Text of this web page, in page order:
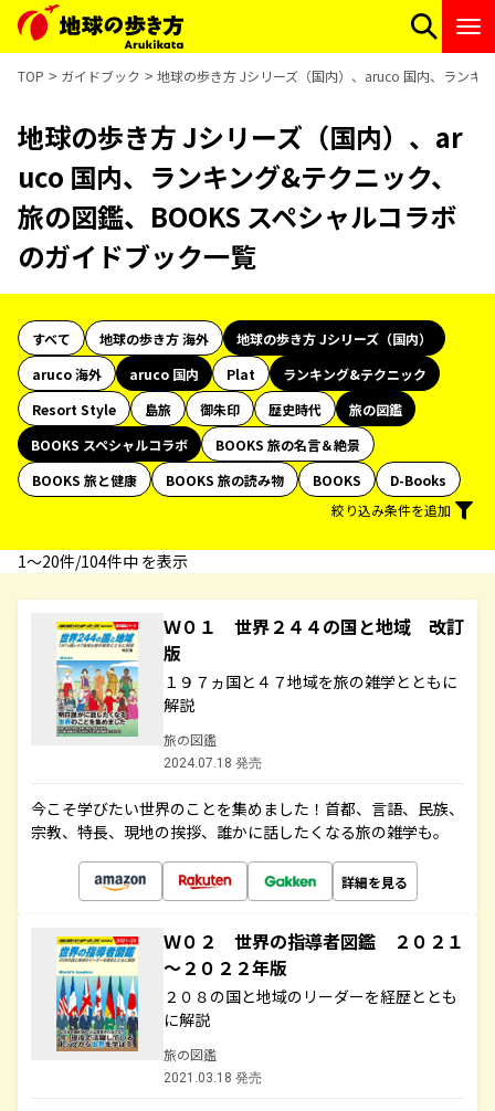
TOP ガイドブック 地球の歩き方 Jシリーズ（国内）、aruco 国内、ランキ
地球の歩き方 Jシリーズ（国内）、ar
uco 国内、ランキング&テクニック、
旅の図鑑、BOOKS スペシャルコラボ
のガイドブック一覧
すべて 地球の歩き方 海外
地球の歩き方 Jシリーズ（国内）
aruco 海外
aruco 国内 Plat
ランキング&テクニック
Resort Style
島旅 御朱印 歴史時代
旅の図鑑
BOOKS スペシャルコラボ
BOOKS 旅の名言＆絶景
BOOKS 旅と健康
BOOKS 旅の読み物 BOOKS
D-Books
絞り込み条件を追加
1〜20件/104件中 を表示
Ｗ０１ 世界２４４の国と地域 改訂
版
１９７ヵ国と４７地域を旅の雑学とともに
解説
旅の図鑑
2024.07.18 発売
今こそ学びたい世界のことを集めました！首都、言語、民族、
宗教、特長、現地の挨拶、誰かに話したくなる旅の雑学も。
詳細を見る
Ｗ０２ 世界の指導者図鑑 ２０２１
～２０２２年版
２０８の国と地域のリーダーを経歴ととも
に解説
旅の図鑑
2021.03.18 発売